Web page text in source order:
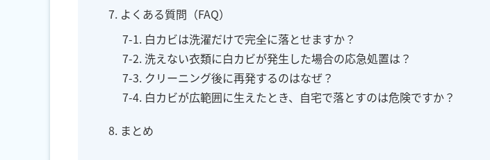
7. よくある質問（FAQ）
7-1. 白カビは洗濯だけで完全に落とせますか？
7-2. 洗えない衣類に白カビが発生した場合の応急処置は？
7-3. クリーニング後に再発するのはなぜ？
7-4. 白カビが広範囲に生えたとき、自宅で落とすのは危険ですか？
8. まとめ